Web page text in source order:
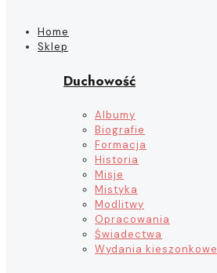
Home
Sklep
Duchowość
Albumy
Biografie
Formacja
Historia
Misje
Mistyka
Modlitwy
Opracowania
Świadectwa
Wydania kieszonkowe